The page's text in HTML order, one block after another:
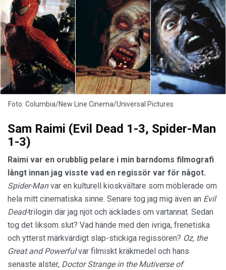
Foto: Columbia/New Line Cinema/Universal Pictures
Sam Raimi (Evil Dead 1-3, Spider-Man
1-3)
Raimi var en orubblig pelare i min barndoms filmografi
långt innan jag visste vad en regissör var för något.
Spider-Manvar en kulturell kioskvältare som möblerade om
hela mitt cinematiska sinne. Senare tog jag mig även an Evil
Dead-trilogin där jag njöt och äcklades om vartannat. Sedan
tog det liksom slut? Vad hände med den ivriga, frenetiska
och ytterst märkvärdigt slap-stickiga regissören? Oz, the
Great and Powerfulvar filmiskt kräkmedel och hans
senaste alster, Doctor Strange in the Mutiverse of